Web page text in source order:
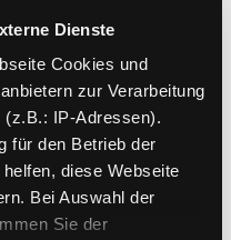
Dienste
Cookies und
zur Verarbeitung
(z.B.: IP-Adressen).
für den Betrieb der
diese Webseite
Bei Auswahl der
Sie der
Patricia
Werk:
Auto,
Sachbuch
auf Ausziehtafeln